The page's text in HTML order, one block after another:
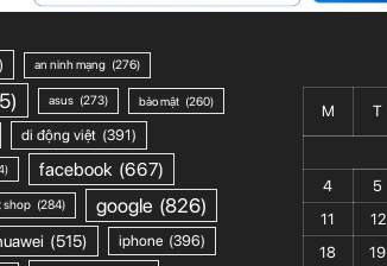
an ninh mạng (276)
asus (273) bảo mật (260)
di động việt (391)
facebook (667)
shop (284) google (826)
(515) iphone (396)
M T
4
5
11
12
18
19